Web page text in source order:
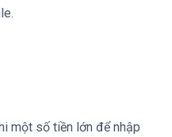
một số tiền lớn để nhập